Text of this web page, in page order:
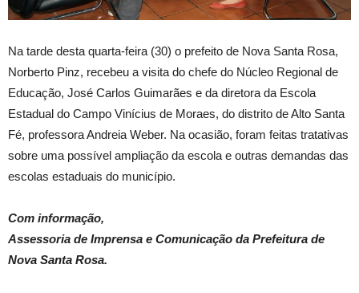
Na tarde desta quarta-feira (30) o prefeito de Nova Santa Rosa,
Norberto Pinz, recebeu a visita do chefe do Núcleo Regional de
Educação, José Carlos Guimarães e da diretora da Escola
Estadual do Campo Vinícius de Moraes, do distrito de Alto Santa
Fé, professora Andreia Weber. Na ocasião, foram feitas tratativas
sobre uma possível ampliação da escola e outras demandas das
escolas estaduais do município.
Com informação,
Assessoria de Imprensa e Comunicação da Prefeitura de
Nova Santa Rosa.